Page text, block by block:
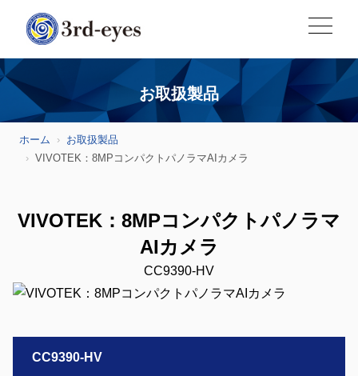
お取扱製品
ホーム
お取扱製品
VIVOTEK：8MPコンパクトパノラマAIカメラ
VIVOTEK：8MPコンパクトパノラマ
AIカメラ
CC9390-HV
CC9390-HV